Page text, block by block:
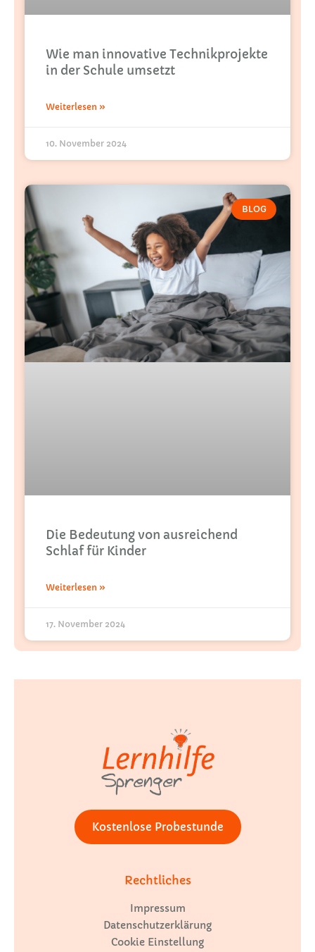
Wie man innovative Technikprojekte
in der Schule umsetzt
Weiterlesen »
10. November 2024
BLOG
Die Bedeutung von ausreichend
Schlaf für Kinder
Weiterlesen »
17. November 2024
Kostenlose Probestunde
Rechtliches
Impressum
Datenschutzerklärung
Cookie Einstellung